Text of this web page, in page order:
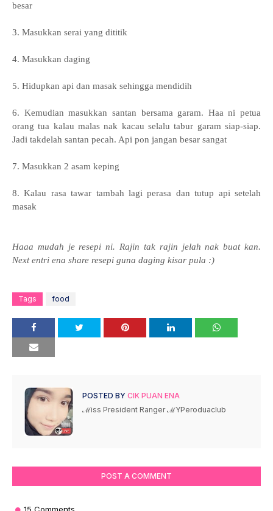
besar
3. Masukkan serai yang dititik
4. Masukkan daging
5. Hidupkan api dan masak sehingga mendidih
6. Kemudian masukkan santan bersama garam. Haa ni petua
orang tua kalau malas nak kacau selalu tabur garam siap-siap.
Jadi takdelah santan pecah. Api pon jangan besar sangat
7. Masukkan 2 asam keping
8. Kalau rasa tawar tambah lagi perasa dan tutup api setelah
masak
Haaa mudah je resepi ni. Rajin tak rajin jelah nak buat kan.
Next entri ena share resepi guna daging kisar pula :)
Tags food
POSTED BY CIK PUAN ENA
ℳiss President Ranger ℳYPeroduaclub
POST A COMMENT